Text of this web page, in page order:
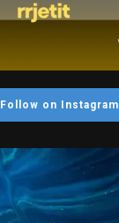
Follow on Instagram